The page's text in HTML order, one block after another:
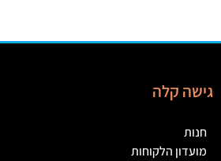
גישה קלה
חנות
מועדון הלקוחות